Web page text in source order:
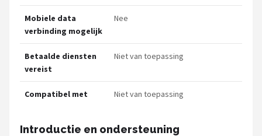
Mobiele data
verbinding mogelijk
Nee
Betaalde diensten
vereist
Niet van toepassing
Compatibel met Niet van toepassing
Introductie en ondersteuning